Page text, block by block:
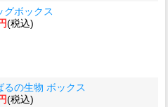
グボックス
(税込)
るの生物 ボックス
(税込)